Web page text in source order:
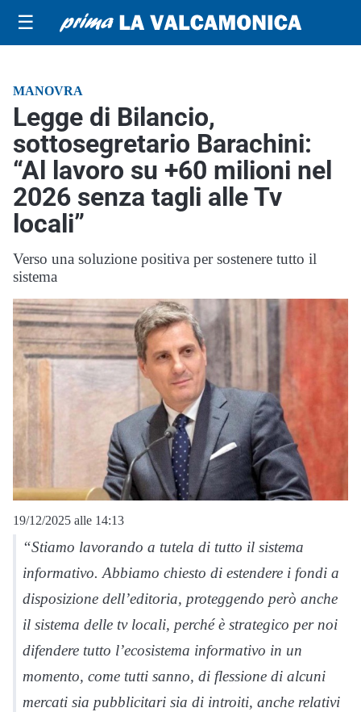
☰
MANOVRA
Legge di Bilancio,
sottosegretario Barachini:
“Al lavoro su +60 milioni nel
2026 senza tagli alle Tv
locali”
Verso una soluzione positiva per sostenere tutto il
sistema
19/12/2025 alle 14:13
“Stiamo lavorando a tutela di tutto il sistema
informativo. Abbiamo chiesto di estendere i fondi a
disposizione dell’editoria, proteggendo però anche
il sistema delle tv locali, perché è strategico per noi
difendere tutto l’ecosistema informativo in un
momento, come tutti sanno, di flessione di alcuni
mercati sia pubblicitari sia di introiti, anche relativi